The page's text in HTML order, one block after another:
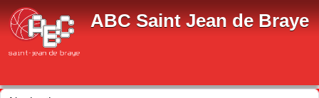
ABC Saint Jean de Braye
Panneau de gestion des cookies